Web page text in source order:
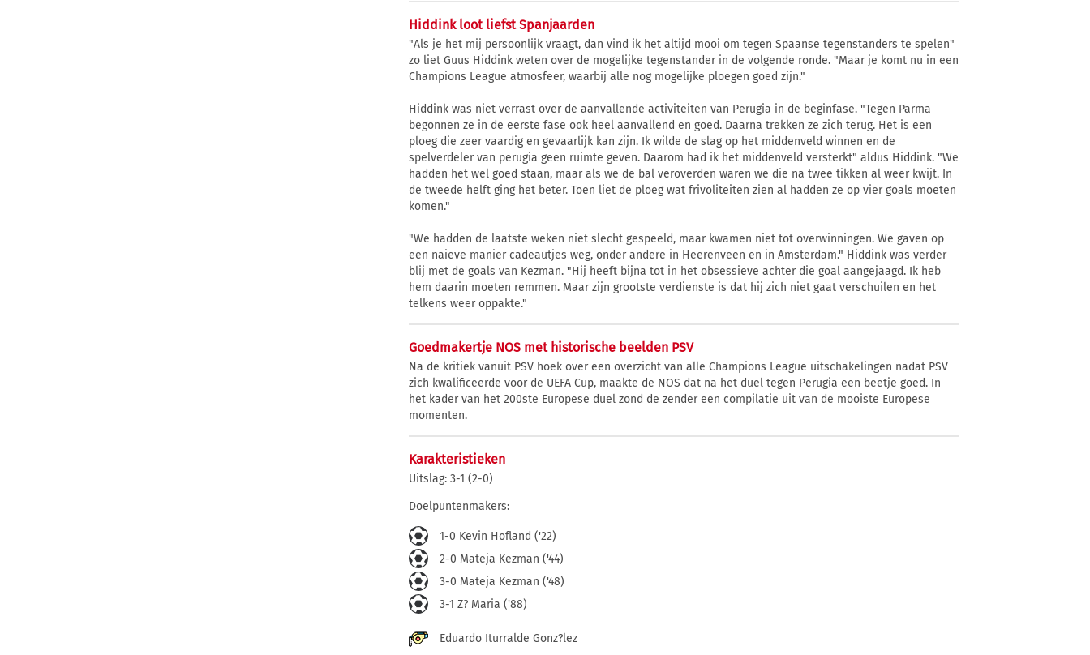
Hiddink loot liefst Spanjaarden
"Als je het mij persoonlijk vraagt, dan vind ik het altijd mooi om tegen Spaanse tegenstanders te spelen"
zo liet Guus Hiddink weten over de mogelijke tegenstander in de volgende ronde. "Maar je komt nu in een
Champions League atmosfeer, waarbij alle nog mogelijke ploegen goed zijn."
Hiddink was niet verrast over de aanvallende activiteiten van Perugia in de beginfase. "Tegen Parma
begonnen ze in de eerste fase ook heel aanvallend en goed. Daarna trekken ze zich terug. Het is een
ploeg die zeer vaardig en gevaarlijk kan zijn. Ik wilde de slag op het middenveld winnen en de
spelverdeler van perugia geen ruimte geven. Daarom had ik het middenveld versterkt" aldus Hiddink. "We
hadden het wel goed staan, maar als we de bal veroverden waren we die na twee tikken al weer kwijt. In
de tweede helft ging het beter. Toen liet de ploeg wat frivoliteiten zien al hadden ze op vier goals moeten
komen."
"We hadden de laatste weken niet slecht gespeeld, maar kwamen niet tot overwinningen. We gaven op
een naieve manier cadeautjes weg, onder andere in Heerenveen en in Amsterdam." Hiddink was verder
blij met de goals van Kezman. "Hij heeft bijna tot in het obsessieve achter die goal aangejaagd. Ik heb
hem daarin moeten remmen. Maar zijn grootste verdienste is dat hij zich niet gaat verschuilen en het
telkens weer oppakte."
Goedmakertje NOS met historische beelden PSV
Na de kritiek vanuit PSV hoek over een overzicht van alle Champions League uitschakelingen nadat PSV
zich kwalificeerde voor de UEFA Cup, maakte de NOS dat na het duel tegen Perugia een beetje goed. In
het kader van het 200ste Europese duel zond de zender een compilatie uit van de mooiste Europese
momenten.
Karakteristieken
Uitslag: 3-1 (2-0)
Doelpuntenmakers:
1-0 Kevin Hofland ('22)
2-0 Mateja Kezman ('44)
3-0 Mateja Kezman ('48)
3-1 Z? Maria ('88)
Eduardo Iturralde Gonz?lez